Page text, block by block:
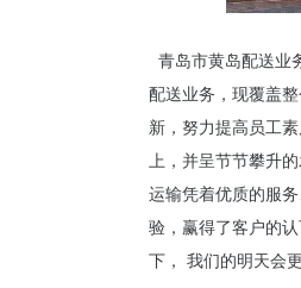
青岛市黄岛配送业
配送业务，现覆盖
新，努力提高员工
上，并呈节节攀升
运输凭着优质的服
验，赢得了客户的
下， 我们的明天会